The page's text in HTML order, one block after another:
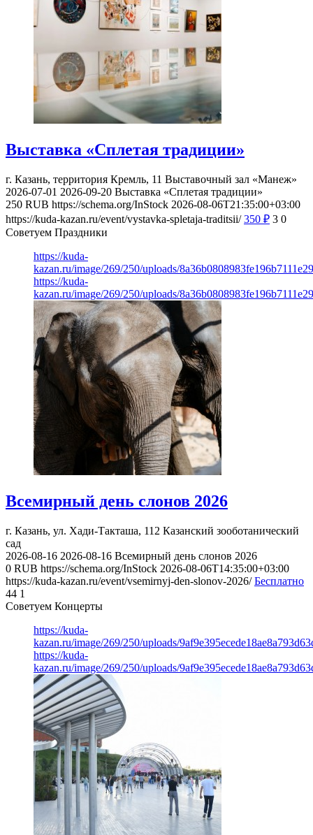
Выставка «Сплетая традиции»
г. Казань, территория Кремль, 11 Выставочный зал «Манеж»
2026-07-01 2026-09-20 Выставка «Сплетая традиции»
250 RUB https://schema.org/InStock 2026-08-06T21:35:00+03:00
https://kuda-kazan.ru/event/vystavka-spletaja-traditsii/ 350 ₽ 3 0
Советуем Праздники
https://kuda-
kazan.ru/image/269/250/uploads/
https://kuda-
kazan.ru/image/269/250/uploads/
Всемирный день слонов 2026
г. Казань, ул. Хади-Такташа, 112 Казанский зооботанический
сад
2026-08-16 2026-08-16 Всемирный день слонов 2026
0 RUB https://schema.org/InStock 2026-08-06T14:35:00+03:00
https://kuda-kazan.ru/event/vsemirnyj-den-slonov-2026/ Бесплатно
44 1
Советуем Концерты
https://kuda-
kazan.ru/image/269/250/uploads/
https://kuda-
kazan.ru/image/269/250/uploads/